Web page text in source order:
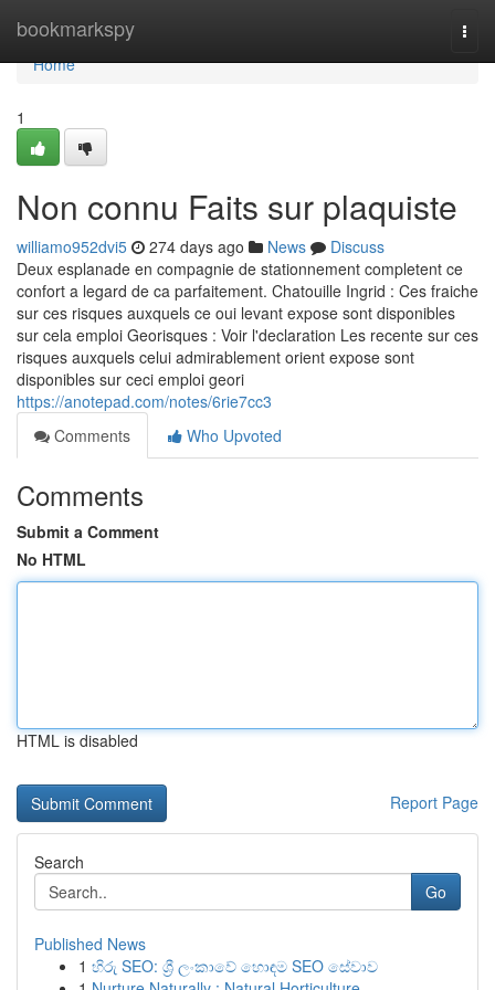
bookmarkspy
Home
Home
1
Non connu Faits sur plaquiste
williamo952dvi5 274 days ago News
Discuss
Deux esplanade en compagnie de stationnement completent ce
confort a legard de ca parfaitement. Chatouille Ingrid : Ces fraiche
sur ces risques auxquels ce oui levant expose sont disponibles
sur cela emploi Georisques : Voir l'declaration Les recente sur ces
risques auxquels celui admirablement orient expose sont
disponibles sur ceci emploi geori
https://anotepad.com/notes/6rie7cc3
Comments
Who Upvoted
Comments
Submit a Comment
No HTML
HTML is disabled
Report Page
Search
Go
Published News
1 හිරු SEO: ශ්‍රී ලංකාවේ හොඳම SEO සේවාව